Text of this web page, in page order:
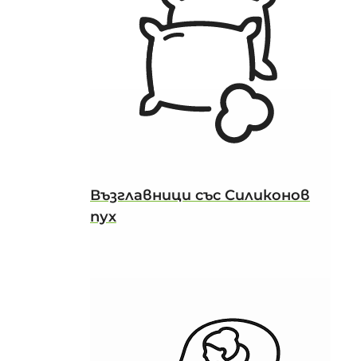
Възглавници със Силиконов
пух